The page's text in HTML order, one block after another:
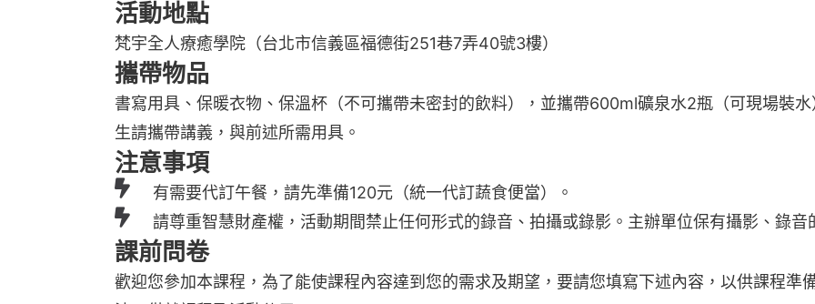
活動地點
梵宇全人療癒學院（台北市信義區福德街251巷7弄40號3樓）
攜帶物品
書寫用具、保暖衣物、保溫杯（不可攜帶未密封的飲料），並攜帶600ml礦泉水2瓶（可現場裝
生請攜帶講義，與前述所需用具。
注意事項
有需要代訂午餐，請先準備120元（統一代訂蔬食便當）。
請尊重智慧財產權，活動期間禁止任何形式的錄音、拍攝或錄影。主辦單位保有攝影、錄音
課前問卷
歡迎您參加本課程，為了能使課程內容達到您的需求及期望，要請您填寫下述內容，以供課程準